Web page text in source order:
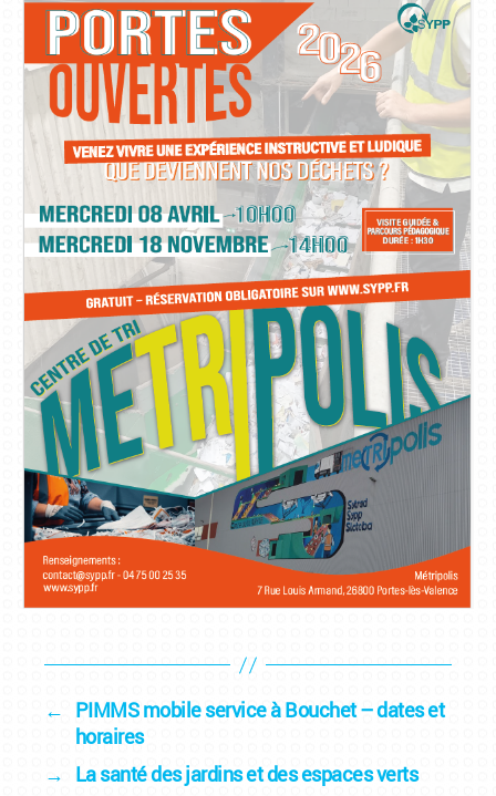
← PIMMS mobile service à Bouchet – dates et
horaires
→ La santé des jardins et des espaces verts